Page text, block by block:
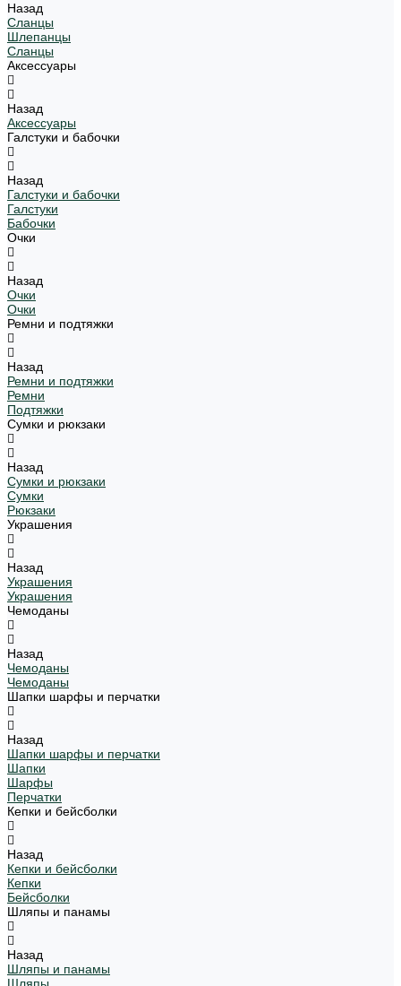
Назад
Сланцы
Шлепанцы
Сланцы
Аксессуары
Назад
Аксессуары
Галстуки и бабочки
Назад
Галстуки и бабочки
Галстуки
Бабочки
Очки
Назад
Очки
Очки
Ремни и подтяжки
Назад
Ремни и подтяжки
Ремни
Подтяжки
Сумки и рюкзаки
Назад
Сумки и рюкзаки
Сумки
Рюкзаки
Украшения
Назад
Украшения
Украшения
Чемоданы
Назад
Чемоданы
Чемоданы
Шапки шарфы и перчатки
Назад
Шапки шарфы и перчатки
Шапки
Шарфы
Перчатки
Кепки и бейсболки
Назад
Кепки и бейсболки
Кепки
Бейсболки
Шляпы и панамы
Назад
Шляпы и панамы